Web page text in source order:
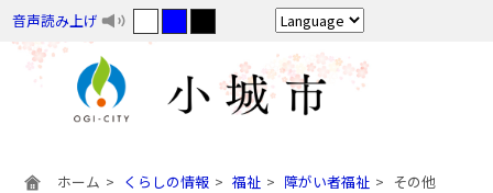
音声読み上げ
ホーム くらしの情報 福祉 障がい者福祉
その他